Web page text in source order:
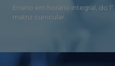
Ensino em horário integral, do
matriz curricular.